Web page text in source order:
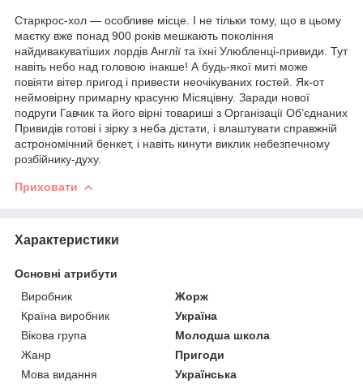
Старкрос-хол — особливе місце. І не тільки тому, що в цьому
маєтку вже понад 900 років мешкають покоління
найдивакуватіших лордів Англії та їхні Улюбленці-привиди. Тут
навіть небо над головою інакше! А будь-якої миті може
повіяти вітер пригод і привести неочікуваних гостей. Як-от
неймовірну примарну красуню Місяцівну. Заради нової
подруги Гавчик та його вірні товариші з Організації Об’єднаних
Привидів готові і зірку з неба дістати, і влаштувати справжній
астрономічний бенкет, і навіть кинути виклик небезпечному
розбійнику-духу.
Приховати
Характеристики
Основні атрибути
Виробник
Жорж
Країна виробник
Україна
Вікова група
Молодша школа
Жанр
Пригоди
Мова видання
Українська